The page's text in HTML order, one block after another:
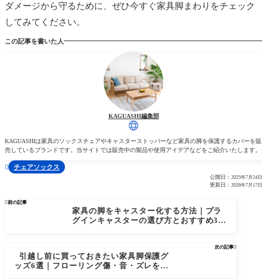
ダメージから守るために、ぜひ今すぐ家具脚まわりをチェック
してみてください。
この記事を書いた人
KAGUASHI編集部
KAGUASHIは家具のソックスチェアやキャスターストッパーなど家具の脚を保護するカバーを販
売しているブランドです。当サイトでは販売中の製品や使用アイデアなどをご紹介いたします。
 チェアソックス
公開日： 2025年7月24日
更新日： 2026年7月17日
前の記事
家具の脚をキャスター化する方法｜プラ
グインキャスターの選び方とおすすめ3タ
次の記事
引越し前に買っておきたい家具脚保護グ
ッズ6選｜フローリング傷・音・ズレを防